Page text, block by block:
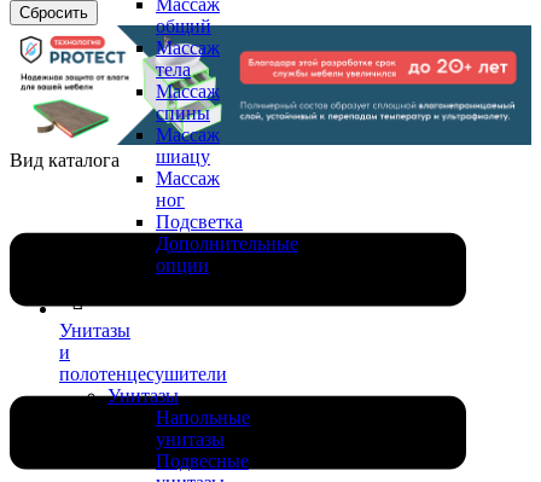
Массаж
общий
Массаж
тела
Массаж
спины
Массаж
шиацу
Массаж
ног
Подсветка
Дополнительные
опции
Унитазы
и
полотенцесушители
Унитазы
Напольные
унитазы
Подвесные
Вид каталога